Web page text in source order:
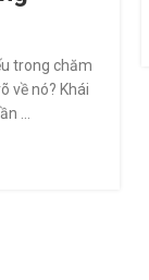
trong chăm
về nó? Khái
...